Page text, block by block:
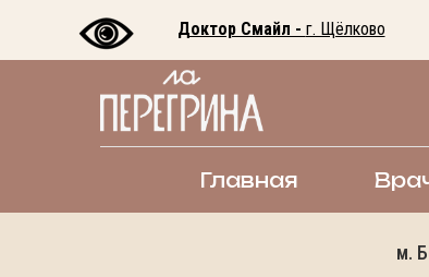
Доктор Смайл - г. Щёлково
Главная
м.